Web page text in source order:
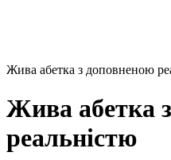
Жива абетка з доповненою
Жива абетка
реальністю